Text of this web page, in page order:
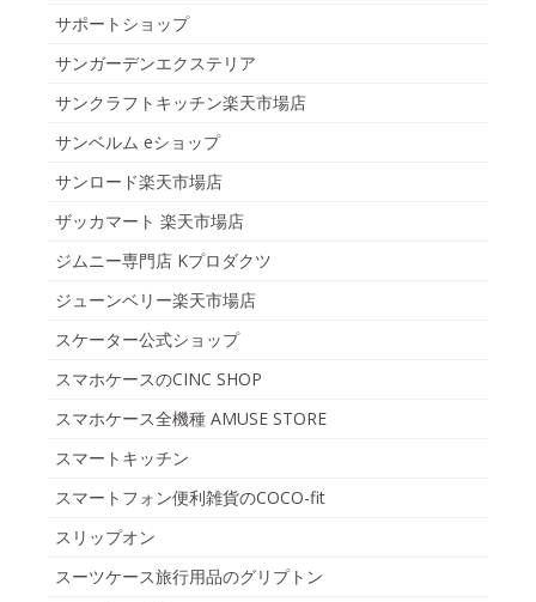
サポートショップ
サンガーデンエクステリア
サンクラフトキッチン楽天市場店
サンベルム eショップ
サンロード楽天市場店
ザッカマート 楽天市場店
ジムニー専門店 Kプロダクツ
ジューンベリー楽天市場店
スケーター公式ショップ
スマホケースのCINC SHOP
スマホケース全機種 AMUSE STORE
スマートキッチン
スマートフォン便利雑貨のCOCO-fit
スリップオン
スーツケース旅行用品のグリプトン